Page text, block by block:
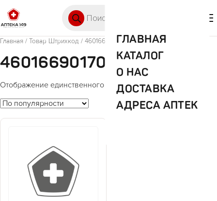
ГЛАВНАЯ
КАТАЛОГ
О НАС
ДОСТАВКА
АДРЕСА АПТЕК
Главная / Товар Штрихкод / 4601669017086
4601669017086
Отображение единственного товара